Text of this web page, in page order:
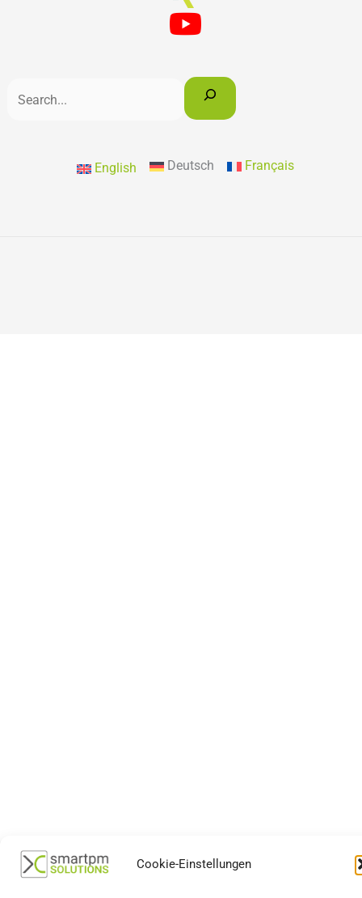
Cookie-Einstellungen
English Deutsch Français